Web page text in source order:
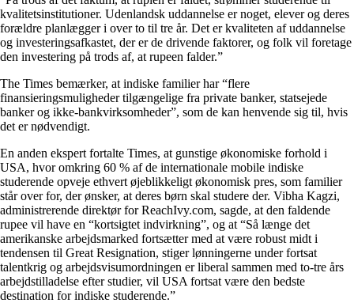
kvalitetsinstitutioner. Udenlandsk uddannelse er noget, elever og deres
forældre planlægger i over to til tre år. Det er kvaliteten af uddannelse
og investeringsafkastet, der er de drivende faktorer, og folk vil foretage
den investering på trods af, at rupeen falder.”
The Times bemærker, at indiske familier har “flere
finansieringsmuligheder tilgængelige fra private banker, statsejede
banker og ikke-bankvirksomheder”, som de kan henvende sig til, hvis
det er nødvendigt.
En anden ekspert fortalte Times, at gunstige økonomiske forhold i
USA, hvor omkring 60 % af de internationale mobile indiske
studerende opveje ethvert øjeblikkeligt økonomisk pres, som familier
står over for, der ønsker, at deres børn skal studere der. Vibha Kagzi,
administrerende direktør for ReachIvy.com, sagde, at den faldende
rupee vil have en “kortsigtet indvirkning”, og at “Så længe det
amerikanske arbejdsmarked fortsætter med at være robust midt i
tendensen til Great Resignation, stiger lønningerne under fortsat
talentkrig og arbejdsvisumordningen er liberal sammen med to-tre års
arbejdstilladelse efter studier, vil USA fortsat være den bedste
destination for indiske studerende.”